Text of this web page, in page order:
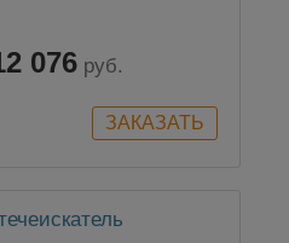
076 руб.